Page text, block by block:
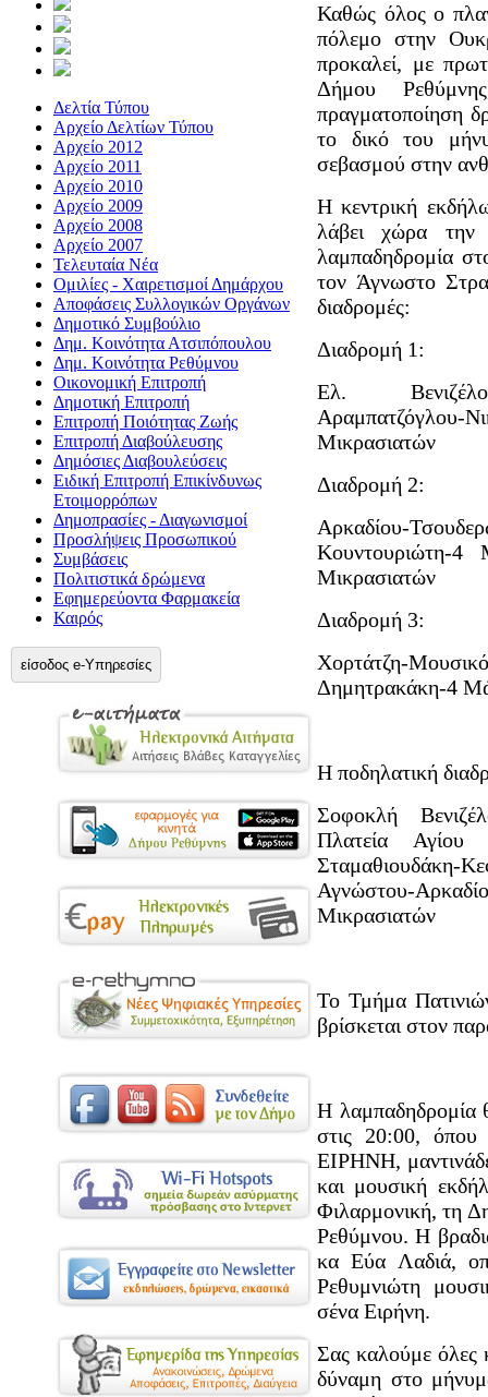
Δελτία Τύπου
Αρχείο Δελτίων Τύπου
Αρχείο 2012
Αρχείο 2011
Αρχείο 2010
Αρχείο 2009
Αρχείο 2008
Αρχείο 2007
Τελευταία Νέα
Ομιλίες - Χαιρετισμοί Δημάρχου
Αποφάσεις Συλλογικών Οργάνων
Δημοτικό Συμβούλιο
Δημ. Κοινότητα Ατσιπόπουλου
Δημ. Κοινότητα Ρεθύμνου
Οικονομική Επιτροπή
Δημοτική Επιτροπή
Επιτροπή Ποιότητας Ζωής
Επιτροπή Διαβούλευσης
Δημόσιες Διαβουλεύσεις
Ειδική Επιτροπή Επικίνδυνως
Ετοιμορρόπων
Δημοπρασίες - Διαγωνισμοί
Προσλήψεις Προσωπικού
Συμβάσεις
Πολιτιστικά δρώμενα
Εφημερεύοντα Φαρμακεία
Καιρός
είσοδος e-Υπηρεσίες
Καθώς όλος ο
πόλεμο στην
προκαλεί, με
Δήμου
πραγματοποίηση
το δικό του
σεβασμού στην
Η κεντρική
λάβει χώρα
λαμπαδηδρομία
τον Άγνωστο
διαδρομές:
Διαδρομή 1:
Ελ.
Μικρασιατών
Διαδρομή 2:
Αρκαδίου-
Κουντουριώτη-4
Μικρασιατών
Διαδρομή 3:
Χορτάτζη-
Δημητρακάκη-4
Η ποδηλατική
Σοφοκλή
Πλατεία Αγίου
Σταμαθιουδάκη-
Αγνώστου-
Μικρασιατών
Το Τμήμα
βρίσκεται στον
Η λαμπαδηδρομία
στις 20:00, όπου
ΕΙΡΗΝΗ,
και μουσική
Φιλαρμονική, τη
Ρεθύμνου. Η
κα Εύα Λαδιά,
Ρεθυμνιώτη
σένα Ειρήνη.
Σας καλούμε όλες
δύναμη στο